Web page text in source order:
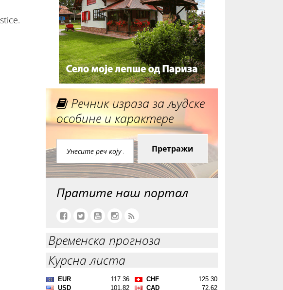
Речник израза за људске
особине и карактере
Претражи
Пратите наш портал
Временска прогноза
Курсна листа